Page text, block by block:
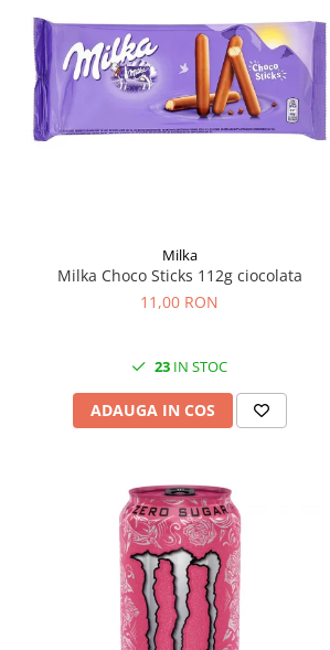
Milka
Milka Choco Sticks 112g ciocolata
11,00 RON
23 IN STOC
ADAUGA IN COS